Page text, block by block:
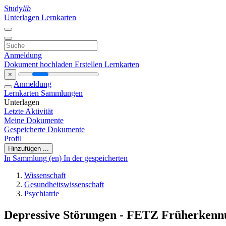
Studylib
Unterlagen Lernkarten
Anmeldung
Dokument hochladen Erstellen Lernkarten
×
Anmeldung
Lernkarten Sammlungen
Unterlagen
Letzte Aktivität
Meine Dokumente
Gespeicherte Dokumente
Profil
Hinzufügen ...
In Sammlung (en) In der gespeicherten
Wissenschaft
Gesundheitswissenschaft
Psychiatrie
Depressive Störungen - FETZ